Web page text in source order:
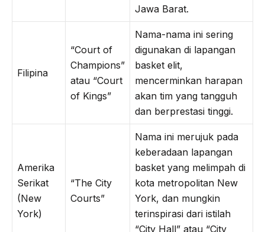
Jawa Barat.
Filipina
“Court of
Champions”
atau “Court
of Kings”
Nama-nama ini sering
digunakan di lapangan
basket elit,
mencerminkan harapan
akan tim yang tangguh
dan berprestasi tinggi.
Amerika
Serikat
(New
York)
“The City
Courts”
Nama ini merujuk pada
keberadaan lapangan
basket yang melimpah di
kota metropolitan New
York, dan mungkin
terinspirasi dari istilah
“City Hall” atau “City